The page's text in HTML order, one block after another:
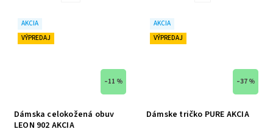
AKCIA
VÝPREDAJ
–11 %
Dámska celokožená obuv
LEON 902 AKCIA
AKCIA
VÝPREDAJ
–37 %
Dámske tričko PURE AKCIA